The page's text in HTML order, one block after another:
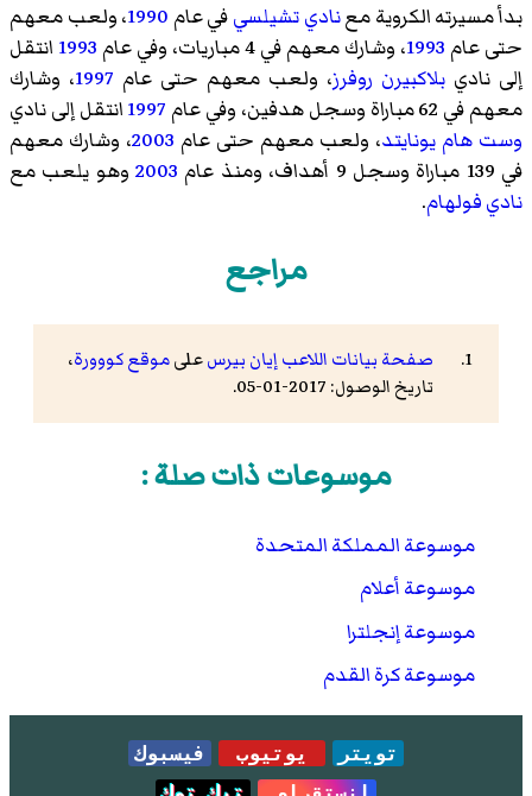
بدأ مسيرته الكروية معنادي تشيلسيفي عام 1990، ولعب معهم
حتى عام 1993، وشارك معهم في 4 مباريات، وفي عام 1993 انتقل
إلى نادي بلاكبيرن روفرز، ولعب معهم حتى عام 1997، وشارك
معهم في 62 مباراة وسجل هدفين، وفي عام
1997انتقل إلى نادي
وست هام يونايتد، ولعب معهم حتى عام 2003، وشارك معهم
في 139 مباراة وسجل 9 أهداف، ومنذ عام
2003وهو يلعب مع
نادي فولهام.
مراجع
صفحة بيانات اللاعب إيان بيرسعلىموقع كووورة،
تاريخ الوصول: 2017-01-05.
موسوعات ذات صلة :
موسوعة المملكة المتحدة
موسوعة أعلام
موسوعة إنجلترا
موسوعة كرة القدم
تويتر يوتيوب
فيسبوك